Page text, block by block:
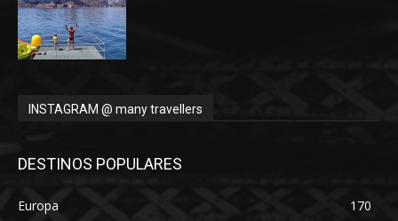
INSTAGRAM @ many travellers
DESTINOS POPULARES
Europa
170